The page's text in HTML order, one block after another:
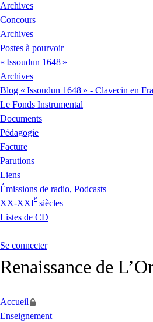
Archives
Concours
Archives
Postes à pourvoir
« Issoudun 1648 »
Archives
Blog « Issoudun 1648 » - Clavecin en
Le Fonds Instrumental
Documents
Pédagogie
Facture
Parutions
Liens
Émissions de radio, Podcasts
XX-XXI
e
siècles
Listes de CD
Se connecter
Renaissance de
Accueil
Enseignement